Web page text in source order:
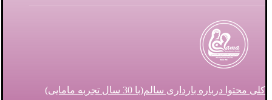
کلی محتوا درباره بارداری سالم(با 30 سال تجربه مامایی)